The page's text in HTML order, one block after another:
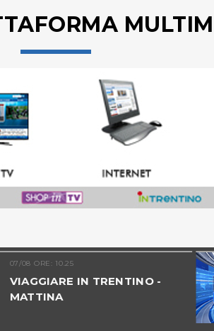
07/08 ORE: 10.25
VIAGGIARE IN TRENTINO -
MATTINA